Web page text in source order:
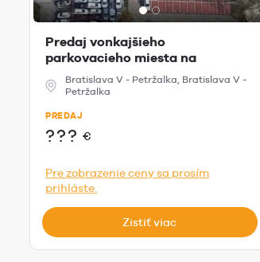
Predaj vonkajšieho
parkovacieho miesta na
Budatínskej u...
Bratislava V - Petržalka, Bratislava V -
Petržalka
PREDAJ
??? €
Pre zobrazenie ceny sa prosím
prihláste.
Zistiť viac